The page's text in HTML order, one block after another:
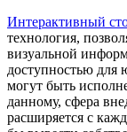
Интерактивный
технология,
визуальной
доступностью для
могут быть
данному, сфера
расширяется с